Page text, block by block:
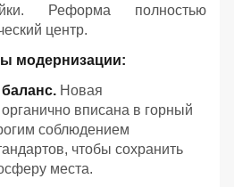
Реформа полностью
центр.
модернизации:
Новая
вписана в горный
соблюдением
чтобы сохранить
места.